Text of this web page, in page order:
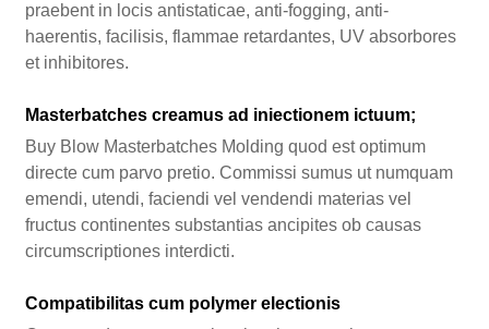
praebent in locis antistaticae, anti-fogging, anti-
haerentis, facilisis, flammae retardantes, UV absorbores
et inhibitores.
Masterbatches creamus ad iniectionem ictuum;
Buy Blow Masterbatches Molding quod est optimum
directe cum parvo pretio. Commissi sumus ut numquam
emendi, utendi, faciendi vel vendendi materias vel
fructus continentes substantias ancipites ob causas
circumscriptiones interdicti.
Compatibilitas cum polymer electionis